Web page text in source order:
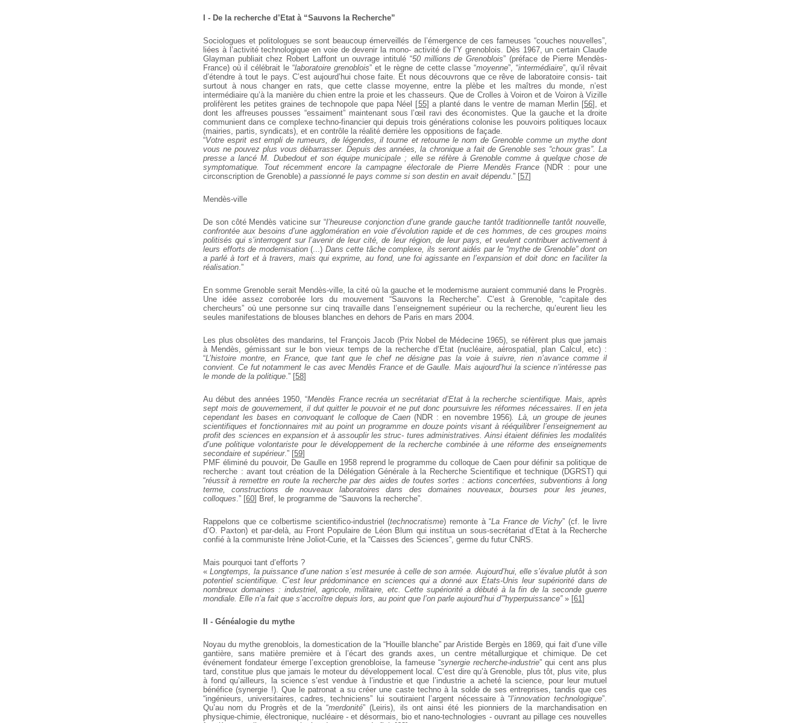
I - De la recherche d’Etat à “Sauvons la Recherche”
Sociologues et politologues se sont beaucoup émerveillés de l’émergence de ces fameuses “couches nouvelles”,
liées à l’activité technologique en voie de devenir la mono- activité de l’Y grenoblois.
Dès 1967, un certain Claude
Glayman publiait chez Robert Laffont un ouvrage intitulé “50 millions de Grenoblois” (préface de Pierre Mendès-
France) où il célébrait le “laboratoire grenoblois” et le règne de cette classe “moyenne”, “intermédiaire”, qu’il rêvait
d’étendre à tout lepays. C’est aujourd’hui chose faite. Et nous découvrons que ce rêve de laboratoire consis- tait
surtout à nous changer en rats, que cette classe moyenne, entre la plèbe et les maîtres du monde, n’est
intermédiaire qu’à la manière du chien entre la proie et les chasseurs. Que de Crolles à Voiron et de Voiron à Vizille
prolifèrent les petites graines de technopole que papa Néel [55] a planté dans le ventre de maman Merlin[56]
, et
dont les affreuses pousses “essaiment” maintenant sous l’œil ravi des économistes. Que la gauche et la droite
communient dans ce complexe techno-financier qui depuis trois générations colonise les pouvoirs politiques locaux
(mairies, partis, syndicats), et en contrôle la réalité derrière les oppositions de façade.
“Votre esprit est empli de rumeurs, de légendes, il tourne et retourne le nom de Grenoble comme un mythedont
vous ne pouvez plus vous débarrasser. Depuis des années, la chronique a fait de Grenoble ses “chouxgras”. La
presse a lancé M. Dubedout et son équipe municipale ; elle se réfère à Grenoble comme àquelque chose de
symptomatique. Tout récemment encore la campagne électorale de Pierre Mendès France (NDR : pour une
circonscription de Grenoble) a passionné le pays comme si son destin en avait dépendu .” [57]
Mendès-ville
De son côté Mendès vaticine sur “l’heureuse conjonction d’une grande gauche tantôt traditionnelle tantôt nouvelle,
confrontée aux besoins d’une agglomération en voie d’évolution rapide et de ces hommes, de ces groupes moins
politisés qui s’interrogent sur l’avenir de leur cité, de leur région, de leur pays,
et veulent contribuer activement à
leurs efforts de modernisation(...) Dans cette tâche complexe, ils serontaidés par le “mythe de Grenoble” dont on
a parlé à tort et à travers, mais qui exprime, au fond, une foiagissante en l’expansion et doit donc en faciliter la
réalisation .”
En somme Grenoble serait Mendès-ville, la cité où la gauche et le modernisme auraient communié dans le Progrès.
Une idée assez corroborée lors du mouvement “Sauvons la Recherche”. C’est à Grenoble, “capitale des
chercheurs” où une personnesur cinq travaille dans l’enseignement supérieur ou la recherche, qu’eurent lieu les
seules manifestations de blouses blanches en dehors de Paris en mars 2004.
Les plus obsolètes des mandarins, tel François Jacob (Prix Nobel de Médecine 1965), se réfèrent plus que jamais
à Mendès, gémissant sur le bon vieux temps de larecherche d’Etat (nucléaire, aérospatial, plan Calcul, etc) :
“L’histoire montre, en France, quetant que le chef ne désigne pas la voie à suivre, rien n’avance comme il
convient. Ce fut notamment le cas avec Mendès France et de Gaulle. Mais aujourd’hui la science n’intéresse pas
le monde de la politique .” [58]
Au début des années 1950, “Mendès France recréa un secrétariat d’Etat à la recherche scientifique. Mais, après
sept mois de gouvernement, il dut quitter le pouvoir et ne put donc poursuivre les réformes nécessaires. Il en jeta
cependant les bases en convoquant le colloque de Caen(NDR : en novembre 1956) . Là, un groupe de jeunes
scientifiques et fonctionnaires mit au point un programme endouze points visant à rééquilibrer l’enseignement au
profit des sciences en expansion et à assouplir les struc- tures administratives. Ainsi étaient définies les modalités
d’une politique volontariste pour le développementde la recherche combinée à une réforme des enseignements
secondaire et supérieur.” [59]
PMF éliminé du pouvoir, De Gaulle en 1958 reprend le programme du colloquede Caen pour définir sa politique de
recherche : avant tout création de la DélégationGénérale à la Recherche Scientifique et technique (DGRST) qui
“réussit à remettre en route la recherche par des aides de toutes sortes : actions concertées, subventions à long
terme, constructions de nouveaux laboratoires dans des domaines nouveaux, bourses pour les jeunes,
colloques .” [60] Bref, le programme de “Sauvons la recherche”.
Rappelons que ce colbertisme scientifico-industriel (technocratisme) remonte à “La France de Vichy” (cf. le livre
d’O. Paxton) et par-delà, au Front Populaire de Léon Blum qui institua un sous-secrétariat d’Etat à la Recherche
confié à la communiste Irène Joliot-Curie, et la “Caisses des Sciences”, germe du futur CNRS.
Mais pourquoi tant d’efforts ?
«Longtemps, la puissance d’une nation s’est mesurée à celle de son armée. Aujourd’hui, elle s’évalue plutôt à son
potentiel scientifique. C’est leur prédominance en sciences qui a donné aux Etats-Unis leur supériorité dans de
nombreux domaines : industriel, agricole, militaire, etc. Cette supériorité a débuté à la fin de la seconde guerre
mondiale. Elle n’a fait que s’accroître depuis lors, au point que l’on parle aujourd’hui d’”hyperpuissance”» [61 ]
II - Généalogie du mythe
Noyau du mythe grenoblois, la domestication de la “Houille blanche” par Aristide Bergès en 1869, qui fait d’une ville
gantière, sans matière première et à l’écart des grands axes, un centre métallurgique et chimique. De cet
événement fondateur émergel’exception grenobloise, la fameuse “synergie recherche-industrie” qui cent ans plus
tard, constitue plus que jamais le moteur du développement local. C’est dire qu’à Grenoble, plus tôt, plus vite, plus
à fond qu’ailleurs, la science s’est vendue à l’industrie et que l’industrie aacheté la science, pour leur mutuel
bénéfice (synergie !). Que le patronat a su créer une caste techno à la solde de ses entreprises, tandis que ces
“ingénieurs, universitaires, cadres,
techniciens” lui soutiraient l’argent nécessaire à “l’innovation technologique”.
Qu’au nom duProgrès et de la “merdonité” (Leiris), ils ont ainsi été les pionniers de la marchandisation en
physique-chimie, électronique, nucléaire - et désormais, bio et nano-technologies - ouvrantau pillage ces nouvelles